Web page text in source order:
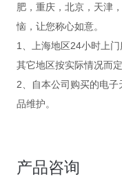
肥，重庆，北京，天津
恼，让您称心如意。
1、上海地区24小时上
其它地区按实际情况而定
2、自本公司购买的电
品维护。
产品咨询